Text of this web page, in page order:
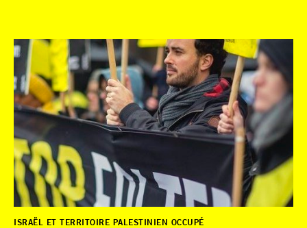
ISRAËL ET TERRITOIRE PALESTINIEN OCCUPÉ